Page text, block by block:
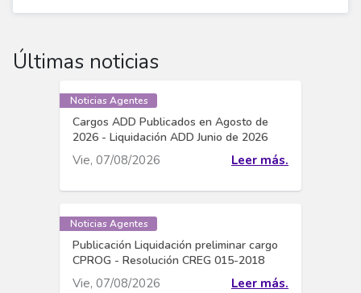
Últimas noticias
Noticias Agentes
Cargos ADD Publicados en Agosto de
2026 - Liquidación ADD Junio de 2026
Vie, 07/08/2026 Leer más.
Noticias Agentes
Publicación Liquidación preliminar cargo
CPROG - Resolución CREG 015-2018
Vie, 07/08/2026 Leer más.